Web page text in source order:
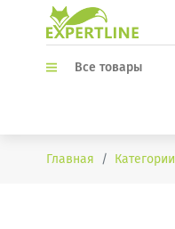
Все товары
Главная Категории